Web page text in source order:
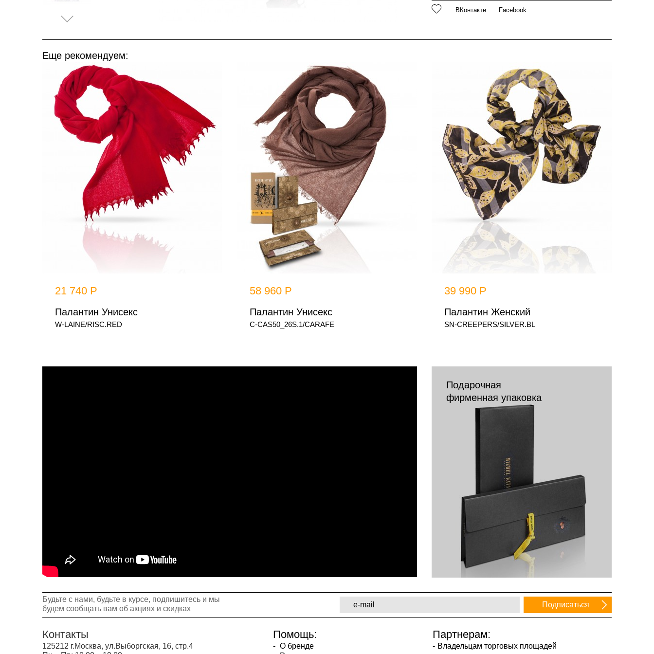
Его бархатистая текстура нежно касается кожи, а
тонкое плетение добавляет воздушности образу.
Облачитесь в этот роскошный аксессуар от Michel
Принт нанесен традиционным аутентичным ручным
крафтовым методом SCREEN PRINTING (Трафаретная
Печать на Столе). Именно этой кропотливой работой-
творением, играя цветами-красками, оттенками,
формами и их последовательностью, мастер, вручную,
создает оживающие узоры и даже рисует истории на
полупрозрачном полотне. Каждый палантин уникален,
неповторим, как плод вдохновленческого
созидательного момента и мановения руки в творении.
Огромный, воздушный. Нарочито рыхлое плетение
Plain крафтовой нитью ручного прядения, легчайшая
ткань Lambwool Soft. Вес изделия 80г (40 г/м2).
Неравномерная толщина ручной пряжи, возможные
утолщения и узелки, разрыхленность ячейчатой
структуры плетения позволили создать невесомо-
легкую полупрозрачную, отлично драпирующуюся
мягкую ткань - это отличительные изысканные черты
палантинов от Michel Kataná
ВКонтакте Facebook
Еще рекомендуем:
21 740 Р
Палантин Унисекс
W-LAINE/RISC.RED
58 960 Р
Палантин Унисекс
C-CAS50_26S.1/CARAFE
39 990 Р
Палантин Женский
SN-CREEPERS/SILVER.BL
Подарочная
фирменная упаковка
Будьте с нами, будьте в курсе, подпишитесь и мы
будем сообщать вам об акциях и скидках
Контакты
125212 г.Москва, ул.Выборгская, 16, стр.4
Помощь:
О бренде
Партнерам:
Владельцам торговых площадей